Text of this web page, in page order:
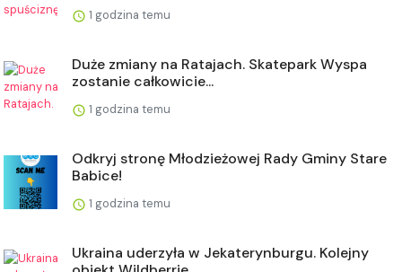
1 godzina temu
Duże zmiany na Ratajach. Skatepark Wyspa
zostanie całkowicie...
1 godzina temu
Odkryj stronę Młodzieżowej Rady Gminy Stare
Babice!
1 godzina temu
Ukraina uderzyła w Jekaterynburgu. Kolejny